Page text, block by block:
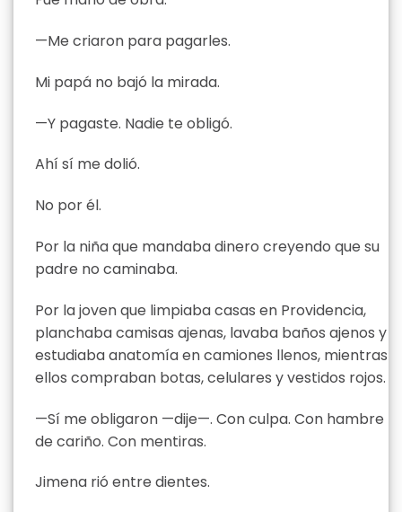
—Me criaron para pagarles.
Mi papá no bajó la mirada.
—Y pagaste. Nadie te obligó.
Ahí sí me dolió.
No por él.
Por la niña que mandaba dinero creyendo que su
padre no caminaba.
Por la joven que limpiaba casas en Providencia,
planchaba camisas ajenas, lavaba baños ajenos y
estudiaba anatomía en camiones llenos, mientras
ellos compraban botas, celulares y vestidos rojos.
—Sí me obligaron —dije—. Con culpa. Con hambre
de cariño. Con mentiras.
Jimena rió entre dientes.